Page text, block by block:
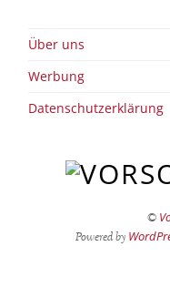
Über uns
Werbung
Datenschutzerklärung
©
Powered by